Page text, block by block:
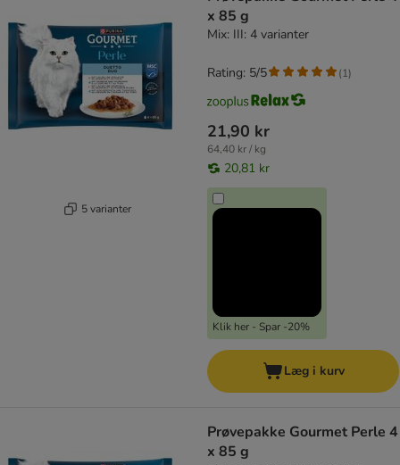
5 varianter
x 85 g
Mix: III: 4 varianter
21,90 kr
64,40 kr / kg
20,81 kr
Klik her - Spar -20%
Rating: 5/5 (1)
Læg i kurv
Prøvepakke Gourmet Perle 4
x 85 g